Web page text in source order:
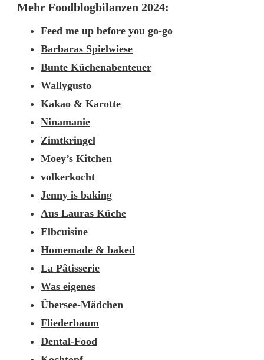
Mehr Foodblogbilanzen 2024:
Feed me up before you go-go
Barbaras Spielwiese
Bunte Küchenabenteuer
Wallygusto
Kakao & Karotte
Ninamanie
Zimtkringel
Moey’s Kitchen
volkerkocht
Jenny is baking
Aus Lauras Küche
Elbcuisine
Homemade & baked
La Pâtisserie
Was eigenes
Übersee-Mädchen
Fliederbaum
Dental-Food